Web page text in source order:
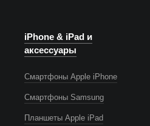
iPhone & iPad и
аксессуары
Смартфоны Apple iPhone
Смартфоны Samsung
Планшеты Apple iPad